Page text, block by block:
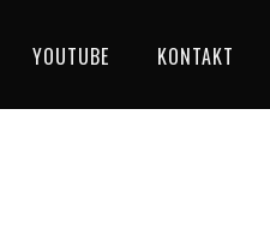
YOUTUBE KONTAKT